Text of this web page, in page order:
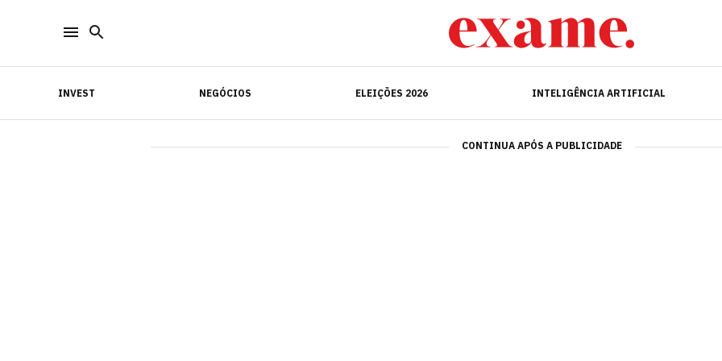
INVEST NEGÓCIOS ELEIÇÕES 2026 INTELIGÊNCIA ARTIFICIAL
INVEST INTELIGÊNCIA ARTIFICIAL
CONTINUA APÓS A PUBLICIDADE